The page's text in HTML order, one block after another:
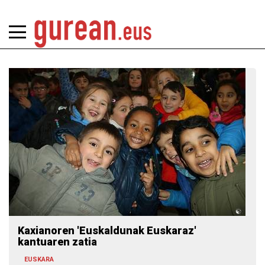
Kaxianoren 'Euskaldunak Euskaraz'
kantuaren zatia
EUSKARA